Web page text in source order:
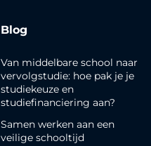
Blog
Van middelbare school naar
vervolgstudie: hoe pak je je
studiekeuze en
studiefinanciering aan?
Samen werken aan een
veilige schooltijd